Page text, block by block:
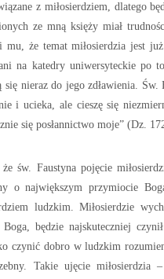
z miłosierdziem, dlatego
ze mną księży miał
że temat miłosierdzia jest już
na katedry uniwersyteckie po
nieraz do jego zdławienia. Św.
i ucieka, ale cieszę się
się posłannictwo moje” (Dz.
św. Faustyna pojęcie
o największym przymiocie
ludzkim. Miłosierdzie
będzie najskuteczniej
czynić dobro w ludzkim
Takie ujęcie miłosierdzia